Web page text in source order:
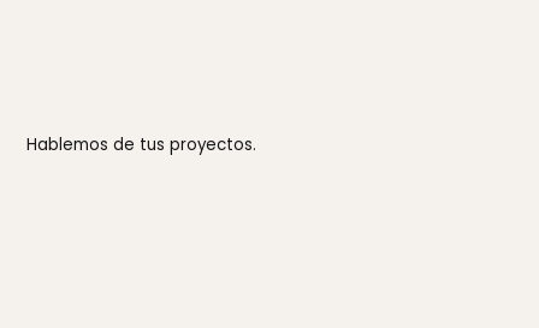
Hablemos de tus proyectos.